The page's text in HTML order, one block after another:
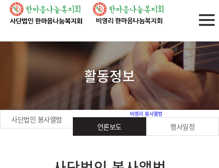
활동정보
사단법인 봉사앨범
비영리 봉사앨범
언론보도 행사일정